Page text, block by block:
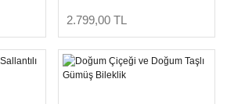
2.799,00 TL